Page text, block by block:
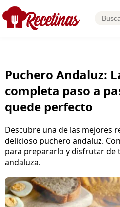
Puchero Andaluz:
completa paso a
quede perfecto
Descubre una de las mejores
delicioso puchero andaluz.
para prepararlo y disfrutar de
andaluza.